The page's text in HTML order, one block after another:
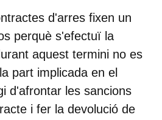
d'arres fixen un
perquè s'efectuï la
aquest termini no es
part implicada en el
d'afrontar les sancions
i fer la devolució de